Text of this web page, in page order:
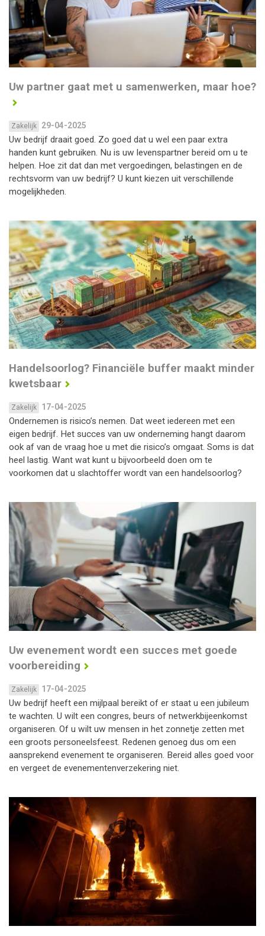
Uw partner gaat met u samenwerken, maar hoe?
Zakelijk 29-04-2025
Uw bedrijf draait goed. Zo goed dat u wel een paar extra
handen kunt gebruiken. Nu is uw levenspartner bereid om u te
helpen. Hoe zit dat dan met vergoedingen, belastingen en de
rechtsvorm van uw bedrijf? U kunt kiezen uit verschillende
mogelijkheden.
Handelsoorlog? Financiële buffer maakt minder
kwetsbaar
Zakelijk 17-04-2025
Ondernemen is risico’s nemen. Dat weet iedereen met een
eigen bedrijf. Het succes van uw onderneming hangt daarom
ook af van de vraag hoe u met die risico’s omgaat. Soms is dat
heel lastig. Want wat kunt u bijvoorbeeld doen om te
voorkomen dat u slachtoffer wordt van een handelsoorlog?
Uw evenement wordt een succes met goede
voorbereiding
Zakelijk 17-04-2025
Uw bedrijf heeft een mijlpaal bereikt of er staat u een jubileum
te wachten. U wilt een congres, beurs of netwerkbijeenkomst
organiseren. Of u wilt uw mensen in het zonnetje zetten met
een groots personeelsfeest. Redenen genoeg dus om een
aansprekend evenement te organiseren. Bereid alles goed voor
en vergeet de evenementenverzekering niet.